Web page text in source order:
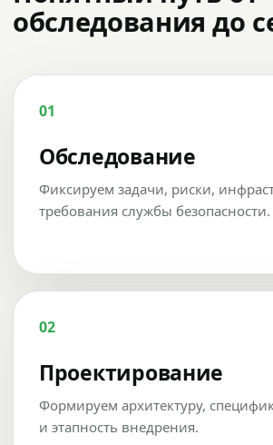
обследования до
01
Обследование
Фиксируем задачи, риски,
требования службы безопасности.
02
Проектирование
Формируем архитектуру,
и этапность внедрения.